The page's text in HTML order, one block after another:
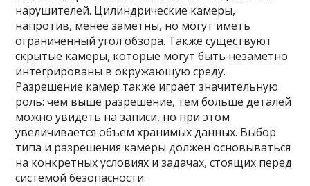
нарушителей. Цилиндрические камеры,
напротив, менее заметны, но могут иметь
ограниченный угол обзора. Также существуют
скрытые камеры, которые могут быть незаметно
интегрированы в окружающую среду.
Разрешение камер также играет значительную
роль: чем выше разрешение, тем больше деталей
можно увидеть на записи, но при этом
увеличивается объем хранимых данных. Выбор
типа и разрешения камеры должен основываться
на конкретных условиях и задачах, стоящих перед
системой безопасности.